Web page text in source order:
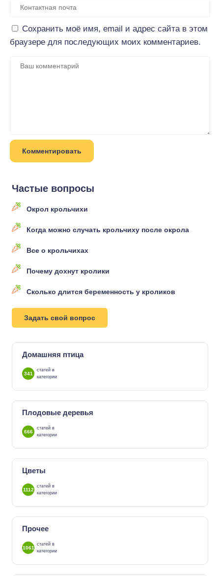
Сохранить моё имя, email и адрес сайта в этом
браузере для последующих моих комментариев.
Частые вопросы
Окрол крольчихи
Когда можно случать крольчиху после окрола
Все о крольчихах
Почему дохнут кролики
Сколько длится беременность у кроликов
Задать свой вопрос
Домашняя птица
341
статей в
категории
Плодовые деревья
666
статей в
категории
Цветы
1112
статей в
категории
Прочее
1061
статей в
категории